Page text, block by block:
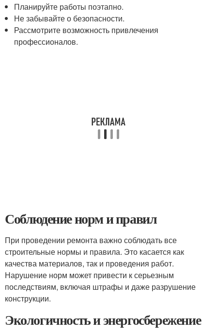
Планируйте работы поэтапно.
Не забывайте о безопасности.
Рассмотрите возможность привлечения
профессионалов.
Соблюдение норм и правил
При проведении ремонта важно соблюдать все
строительные нормы и правила. Это касается как
качества материалов, так и проведения работ.
Нарушение норм может привести к серьезным
последствиям, включая штрафы и даже разрушение
конструкции.
Экологичность и энергосбережение